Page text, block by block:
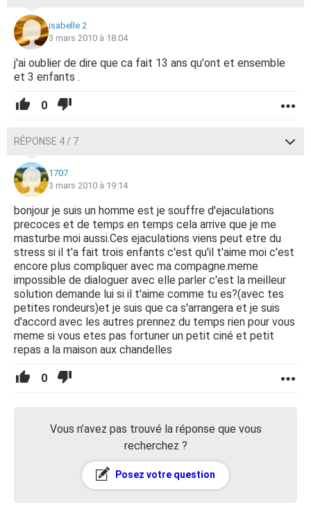
isabelle 2
3 mars 2010 à 18:04
j'ai oublier de dire que ca fait 13 ans qu'ont et ensemble
et 3 enfants .
0
RÉPONSE 4 / 7
1707
3 mars 2010 à 19:14
bonjour je suis un homme est je souffre d'ejaculations
precoces et de temps en temps cela arrive que je me
masturbe moi aussi.Ces ejaculations viens peut etre du
stress si il t'a fait trois enfants c'est qu'il t'aime moi c'est
encore plus compliquer avec ma compagne.meme
impossible de dialoguer avec elle parler c'est la meilleur
solution demande lui si il t'aime comme tu es?(avec tes
petites rondeurs)et je suis que ca s'arrangera et je suis
d'accord avec les autres prennez du temps rien pour vous
meme si vous etes pas fortuner un petit ciné et petit
repas a la maison aux chandelles
0
Vous n’avez pas trouvé la réponse que vous
recherchez ?
Posez votre question